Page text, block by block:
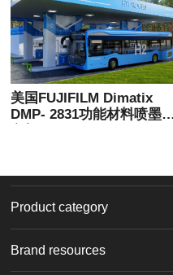
美国FUJIFILM Dimatix
DMP- 2831功能材料喷墨打
Product category
Brand resources